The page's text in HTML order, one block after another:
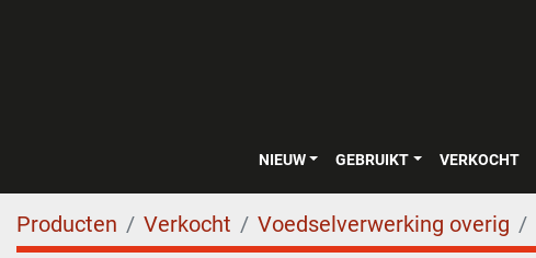
NIEUW GEBRUIKT VERKOCHT
Producten Verkocht Voedselverwerking overig